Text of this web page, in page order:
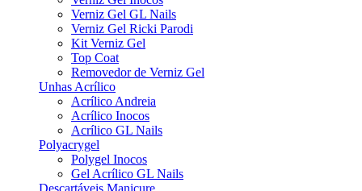
Verniz Gel GL Nails
Verniz Gel Ricki Parodi
Kit Verniz Gel
Top Coat
Removedor de Verniz Gel
Unhas Acrílico
Acrílico Andreia
Acrílico Inocos
Acrílico GL Nails
Polyacrygel
Polygel Inocos
Gel Acrílico GL Nails
Descartáveis Manicure